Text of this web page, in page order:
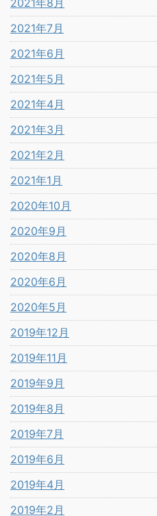
2021年8月
2021年7月
2021年6月
2021年5月
2021年4月
2021年3月
2021年2月
2021年1月
2020年10月
2020年9月
2020年8月
2020年6月
2020年5月
2019年12月
2019年11月
2019年9月
2019年8月
2019年7月
2019年6月
2019年4月
2019年2月